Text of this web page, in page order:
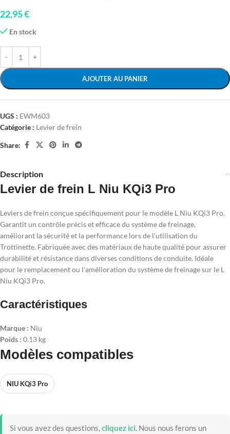
22,95€
En stock
AJOUTER AU PANIER
UGS : EWM603
Catégorie : Levier de frein
Share:
Description
Levier de frein L Niu KQi3 Pro
Leviers de frein conçue spécifiquement pour le modèle L Niu KQi3 Pro.
Garantit un contrôle précis et efficace du système de freinage,
améliorant la sécurité et la performance lors de l'utilisation du
Trottinette. Fabriquée avec des matériaux de haute qualité pour assurer
durabilité et résistance dans diverses conditions de conduite. Idéale
pour le remplacement ou l'amélioration du système de freinage sur le L
Niu KQi3 Pro.
Caractéristiques
Marque : Niu
Poids : 0.13 kg
Modèles compatibles
NIU KQi3 Pro
Si vous avez des questions,cliquez ici. Nous nous ferons un